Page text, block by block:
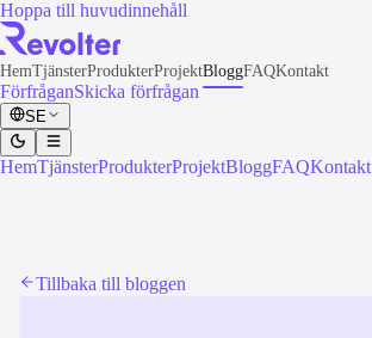
Hoppa till huvudinnehåll
HemTjänsterProdukterProjektBloggFAQKontakt
FörfråganSkicka förfrågan
SE
HemTjänsterProdukterProjektBloggFAQKontakt
Tillbaka till bloggen